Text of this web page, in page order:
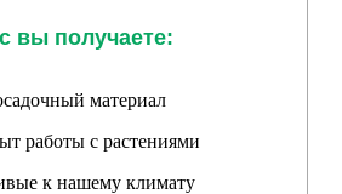
вы получаете:
материал
работы с растениями
к нашему климату